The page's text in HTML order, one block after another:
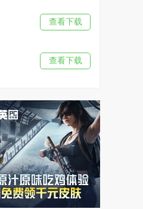
查看下载
查看下载